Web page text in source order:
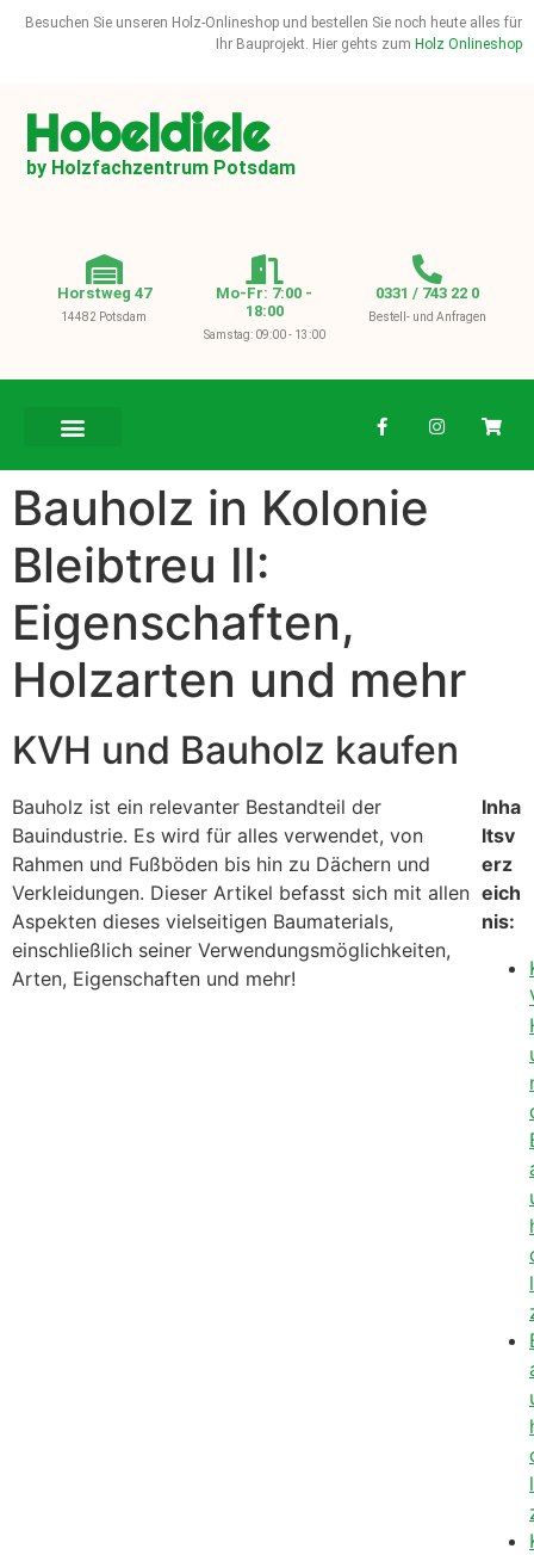
Besuchen Sie unseren Holz-Onlineshop und bestellen Sie noch heute alles für
Ihr Bauprojekt. Hier gehts zum Holz Onlineshop
Hobeldiele
by Holzfachzentrum Potsdam
Horstweg 47
14482 Potsdam
Mo-Fr: 7:00 -
18:00
Samstag: 09:00 - 13:00
0331 / 743 22 0
Bestell- und Anfragen
Bauholz in Kolonie
Bleibtreu II:
Eigenschaften,
Holzarten und mehr
KVH und Bauholz kaufen
Bauholz ist ein relevanter Bestandteil der
Bauindustrie. Es wird für alles verwendet, von
Rahmen und Fußböden bis hin zu Dächern und
Verkleidungen. Dieser Artikel befasst sich mit allen
Aspekten dieses vielseitigen Baumaterials,
einschließlich seiner Verwendungsmöglichkeiten,
Arten, Eigenschaften und mehr!
Inha
ltsv
erz
eich
nis:
l
l